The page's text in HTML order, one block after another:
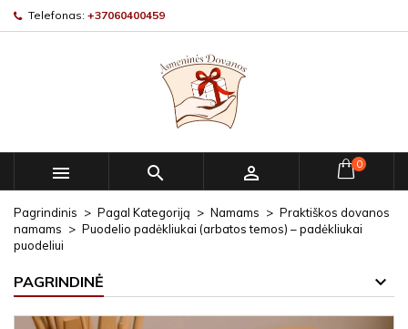
Telefonas: +37060400459
   0
Pagrindinis Pagal Kategoriją Namams
Praktiškos dovanos
namams
Puodelio padėkliukai (arbatos temos) – padėkliukai
puodeliui
PAGRINDINĖ